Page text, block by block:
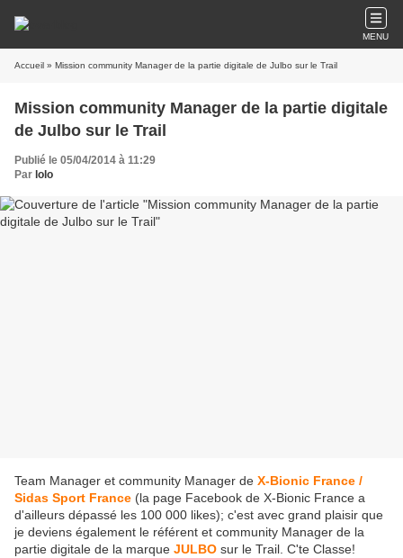
MENU
Accueil » Mission community Manager de la partie digitale de Julbo sur le Trail
Mission community Manager de la partie digitale
de Julbo sur le Trail
Publié le 05/04/2014 à 11:29
Par lolo
Team Manager et community Manager de X-Bionic France /
Sidas Sport France (la page Facebook de X-Bionic France a
d'ailleurs dépassé les 100 000 likes); c'est avec grand plaisir que
je deviens également le référent et community Manager de la
partie digitale de la marque JULBO sur le Trail. C'te Classe!